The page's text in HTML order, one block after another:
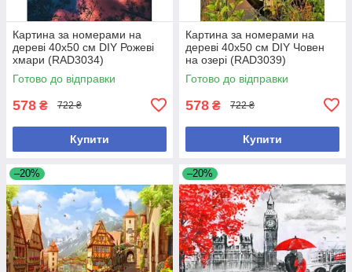
Картина за номерами на
дереві 40х50 см DIY Рожеві
хмари (RAD3034)
Готово до відправки
578 ₴ 722 ₴
Купити
Картина за номерами на
дереві 40х50 см DIY Човен
на озері (RAD3039)
Готово до відправки
578 ₴ 722 ₴
Купити
–20% –20%